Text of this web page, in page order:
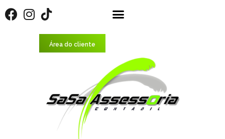
Área do cliente